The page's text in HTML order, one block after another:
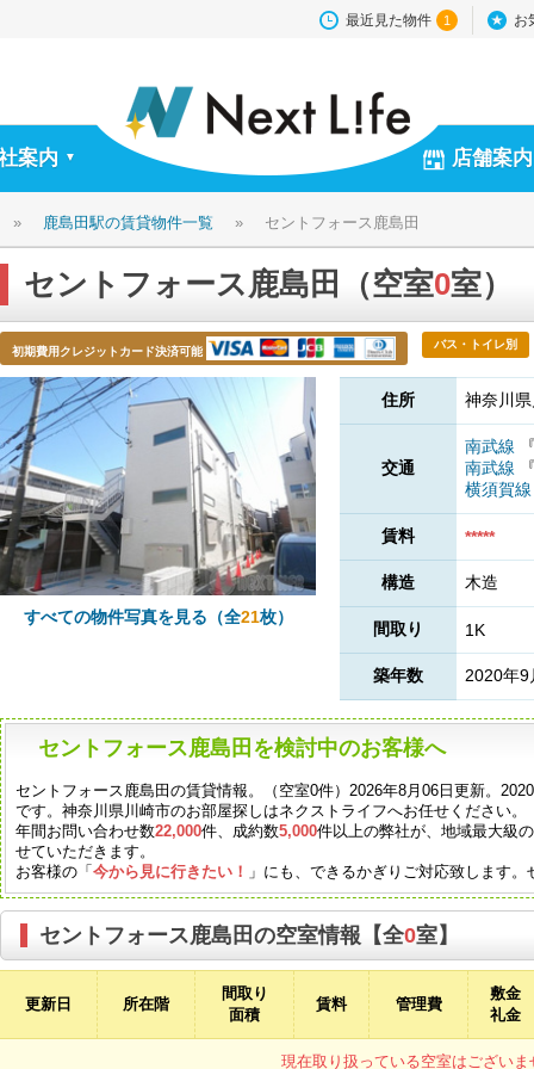
最近見た物件 1 お
案内 ▼ 店舗案内
鹿島田駅の賃貸物件一覧 » セントフォース鹿島田
セントフォース鹿島田（空室0室）
初期費用クレジットカード決済可能
バス・トイレ別
すべての物件写真を見る（全21枚）
住所 神奈川
交通
南武線
南武線
横須賀
賃料 *****
構造 木造
間取り 1K
築年数 2020年9
セントフォース鹿島田を検討中のお客様へ
セントフォース鹿島田の賃貸情報。（空室0件）2026年8月06日更新。
です。神奈川県川崎市のお部屋探しはネクストライフへお任せください。
年間お問い合わせ数22,000件、成約数5,000件以上の弊社が、地域最大級
せていただきます。
お客様の「今から見に行きたい！ 」にも、できるかぎりご対応致します
セントフォース鹿島田の空室情報【全0室】
更新日 所在階
間取り
面積
賃料 管理費
敷金
礼金
現在取り扱っている空室はございま